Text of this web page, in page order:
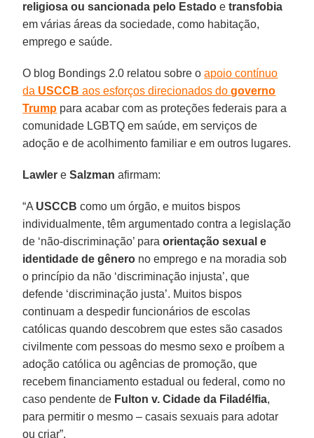
religiosa ou sancionada pelo Estado etransfobia
em várias áreas da sociedade, como habitação,
emprego e saúde.
O blog Bondings 2.0 relatou sobre oapoio contínuo
da USCCB aos esforços direcionados dogoverno
Trump para acabar com as proteções federais para a
comunidade LGBTQ em saúde, em serviços de
adoção e de acolhimento familiar e em outros lugares.
Lawler eSalzman afirmam:
“A USCCB como um órgão, e muitos bispos
individualmente, têm argumentado contra a legislação
de ‘não-discriminação’ paraorientação sexual e
identidade de gênero no emprego e na moradia sob
o princípio da não ‘discriminação injusta’, que
defende ‘discriminação justa’. Muitos bispos
continuam a despedir funcionários de escolas
católicas quando descobrem que estes são casados
civilmente com pessoas do mesmo sexo e proíbem a
adoção católica ou agências de promoção, que
recebem financiamento estadual ou federal, como no
caso pendente de Fulton v. Cidade da Filadélfia,
para permitir o mesmo – casais sexuais para adotar
ou criar”.